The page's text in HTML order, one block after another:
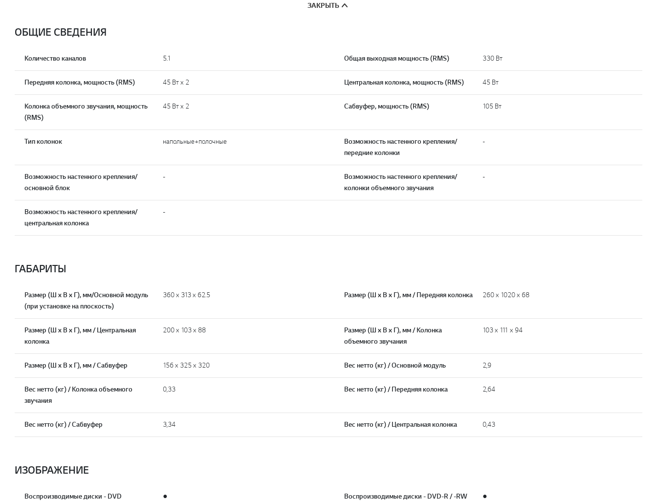
ЗАКРЫТЬ
ОБЩИЕ СВЕДЕНИЯ
Количество каналов 5.1 Общая выходная мощность (RMS) 330 Вт
Передняя колонка, мощность (RMS) 45 Вт x 2 Центральная колонка, мощность (RMS) 45 Вт
Колонка объемного звучания, мощность
(RMS)
45 Вт x 2 Сабвуфер, мощность (RMS) 105 Вт
Тип колонок напольные+полочные
Возможность настенного крепления/
передние колонки
-
Возможность настенного крепления/
основной блок
-
Возможность настенного крепления/
колонки объемного звучания
-
Возможность настенного крепления/
центральная колонка
-
ГАБАРИТЫ
Размер (Ш х В х Г), мм/Основной модуль
(при установке на плоскость)
360 x 313 x 62.5 Размер (Ш х В х Г), мм / Передняя колонка 260 x 1020 x 68
Размер (Ш х В х Г), мм / Центральная
колонка
200 x 103 x 88
Размер (Ш х В х Г), мм / Колонка
объемного звучания
103 x 111 x 94
Размер (Ш х В х Г), мм / Сабвуфер 156 x 325 x 320 Вес нетто (кг) / Основной модуль 2,9
Вес нетто (кг) / Колонка объемного
звучания
0,33 Вес нетто (кг) / Передняя колонка 2,64
Вес нетто (кг) / Сабвуфер 3,34 Вес нетто (кг) / Центральная колонка 0,43
ИЗОБРАЖЕНИЕ
Воспроизводимые диски - DVD
●
Воспроизводимые диски - DVD-R / -RW
●